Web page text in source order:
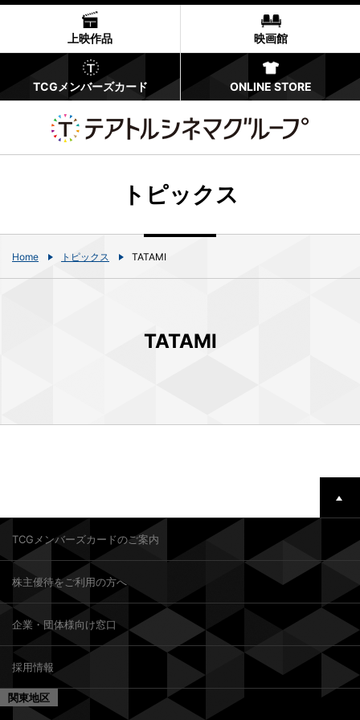
上映作品 映画館
TCGメンバーズカード ONLINE STORE
トピックス
Home トピックス TATAMI
TATAMI
TCGメンバーズカードのご案内
株主優待をご利用の方へ
企業・団体様向け窓口
採用情報
関東地区